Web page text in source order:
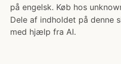
på engelsk. Køb hos
Dele af indholdet på denne
med hjælp fra AI.